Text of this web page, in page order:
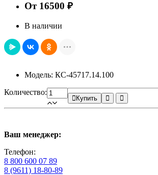
От 16500 ₽
В наличии
Модель: КС-45717.14.100
Количество:
Купить
Ваш менеджер:
Телефон:
8 800 600 07 89
8 (9611) 18-80-89